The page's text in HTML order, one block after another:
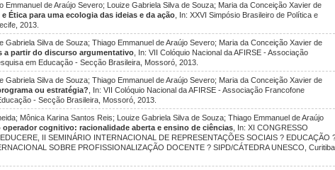
Emmanuel de Araújo Severo; Louize Gabriela Silva de Souza; Maria da Conceição Xavier de
Ética para uma ecologia das ideias e da ação , In: XXVI Simpósio Brasileiro de Política e
2013.
Gabriela Silva de Souza; Thiago Emmanuel de Araújo Severo; Maria da Conceição Xavier de
a partir do discurso argumentativo , In: VII Colóquio Nacional da AFIRSE - Associação
em Educação - Secção Brasileira, Mossoró, 2013.
Gabriela Silva de Souza; Thiago Emmanuel de Araújo Severo; Maria da Conceição Xavier de
ou estratégia?
, In: VII Colóquio Nacional da AFIRSE - Associação Francofone
- Secção Brasileira, Mossoró, 2013.
Mônica Karina Santos Reis; Louize Gabriela Silva de Souza; Thiago Emmanuel de Araújo
cognitivo: racionalidade aberta e ensino de ciências , In: XI CONGRESSO
II SEMINÁRIO INTERNACIONAL DE REPRESENTAÇÕES SOCIAIS ? EDUCAÇÃO
SOBRE PROFISSIONALIZAÇÃO DOCENTE ? SIPD/CÁTEDRA UNESCO, Curitiba,